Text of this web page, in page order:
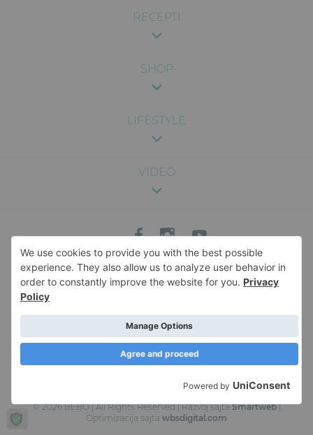
RECEPTI
SHOP
LIFESTYLE
VIDEO
Sadržaj na ovom sajtu je pružen u svrhu zabave i opšte informacije, i nije
namenjen kao medicinski, pravni ili profesionalni savet. Nismo odgovorni za
bilo kakve posledice koje mogu nastati usled korišćenja informacija sa sajta.
stručnjakom. Za više informacija o sadržaju veb-sajta, i pravima i obavezama u
vezi sa istim, pročitajte našeUslove korišćenja. Naš veb-sajt koristi kolačiće
kako bi sačuvao korisne informacije u vašem pretraživaču. Korišćenje ovog
veb-sajta podrazumeva vaš pristanak na upotrebu kolačića. Da saznate više o
© 2026 BEBO | All Rights Reserved | Razvoj sajtaSmartweb|
Optimizacija sajta wbsdigital.com